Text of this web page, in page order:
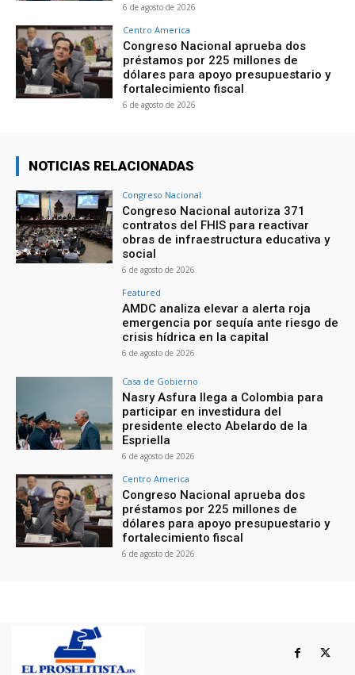
6 de agosto de 2026
Centro America
Congreso Nacional aprueba dos
préstamos por 225 millones de
dólares para apoyo presupuestario y
fortalecimiento fiscal
6 de agosto de 2026
NOTICIAS RELACIONADAS
Congreso Nacional
Congreso Nacional autoriza 371
contratos del FHIS para reactivar
obras de infraestructura educativa y
social
6 de agosto de 2026
Featured
AMDC analiza elevar a alerta roja
emergencia por sequía ante riesgo de
crisis hídrica en la capital
6 de agosto de 2026
Casa de Gobierno
Nasry Asfura llega a Colombia para
participar en investidura del
presidente electo Abelardo de la
Espriella
6 de agosto de 2026
Centro America
Congreso Nacional aprueba dos
préstamos por 225 millones de
dólares para apoyo presupuestario y
fortalecimiento fiscal
6 de agosto de 2026